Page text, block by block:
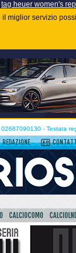
tag heuer women's
il miglior servizio
02687090130 - Testata
REDAZIONE
CALCIOCOMO